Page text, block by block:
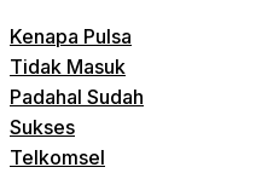
Kenapa Pulsa
Tidak Masuk
Padahal Sudah
Sukses
Telkomsel